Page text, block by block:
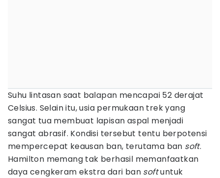
Suhu lintasan saat balapan mencapai 52 derajat
Celsius. Selain itu, usia permukaan trek yang
sangat tua membuat lapisan aspal menjadi
sangat abrasif. Kondisi tersebut tentu berpotensi
mempercepat keausan ban, terutama ban soft.
Hamilton memang tak berhasil memanfaatkan
daya cengkeram ekstra dari ban softuntuk